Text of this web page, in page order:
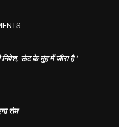
निवेश, ऊंट के मुंह में जीरा है ‘
रोम